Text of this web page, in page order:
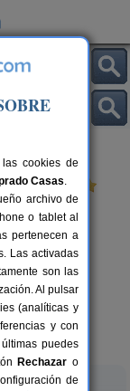
10 pers.
25 €
cookies de
Casas.
archivo de
o tablet al
pertenecen a
Las activadas
son las
Al pulsar
(analíticas y
y con
puedes
Rechazar o
de